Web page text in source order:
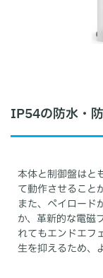
IP54の防水・
本体と制御盤はと
て動作させること
また、ペイロード
か、革新的な電磁
れてもエンドエフ
生を抑えるため、